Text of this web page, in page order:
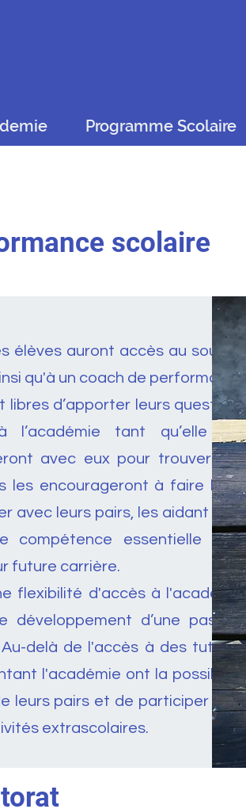
Programme Scolaire
scolaire
élèves auront accès au soutien
qu'à un coach de performance
libres d’apporter leurs questions
tant qu’elle est
avec eux pour trouver des
les encourageront à faire leurs
avec leurs pairs, les aidant ainsi
compétence essentielle pour
future carrière.
flexibilité d'accès à l'académie
d’une passion
delà de l'accès à des tuteurs
l'académie ont la possibilité
leurs pairs et de participer à un
extrascolaires.